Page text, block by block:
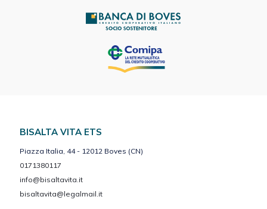
BISALTA VITA ETS
Piazza Italia, 44 - 12012 Boves (CN)
0171380117
info@bisaltavita.it
bisaltavita@legalmail.it